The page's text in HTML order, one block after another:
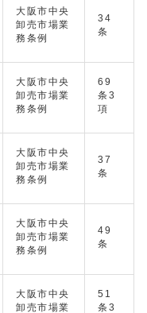
大阪市中央
卸売市場業
務条例
34
条
大阪市中央
卸売市場業
務条例
69
条3
項
大阪市中央
卸売市場業
務条例
37
条
大阪市中央
卸売市場業
務条例
49
条
大阪市中央
卸売市場業
51
条3